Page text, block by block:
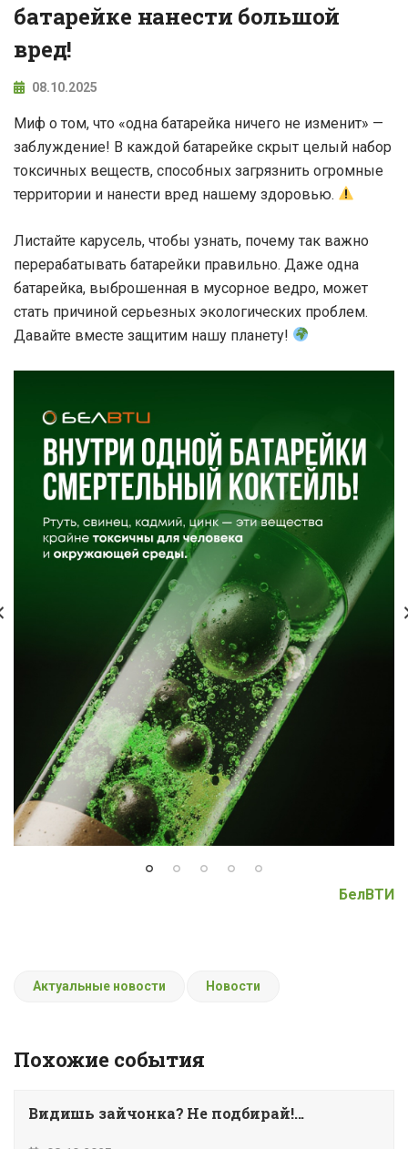
батарейке нанести большой
вред!
08.10.2025
Миф о том, что «одна батарейка ничего не изменит» —
заблуждение! В каждой батарейке скрыт целый набор
токсичных веществ, способных загрязнить огромные
территории и нанести вред нашему здоровью.
Листайте карусель, чтобы узнать, почему так важно
перерабатывать батарейки правильно. Даже одна
батарейка, выброшенная в мусорное ведро, может
стать причиной серьезных экологических проблем.
Давайте вместе защитим нашу планету!
БелВТИ
Актуальные новости Новости
Похожие события
Видишь зайчонка? Не подбирай!...